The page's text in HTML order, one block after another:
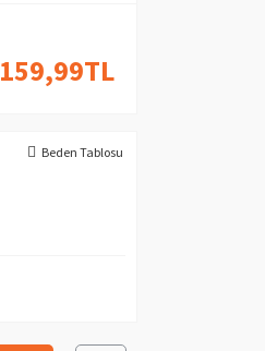
159,99TL
Beden Tablosu